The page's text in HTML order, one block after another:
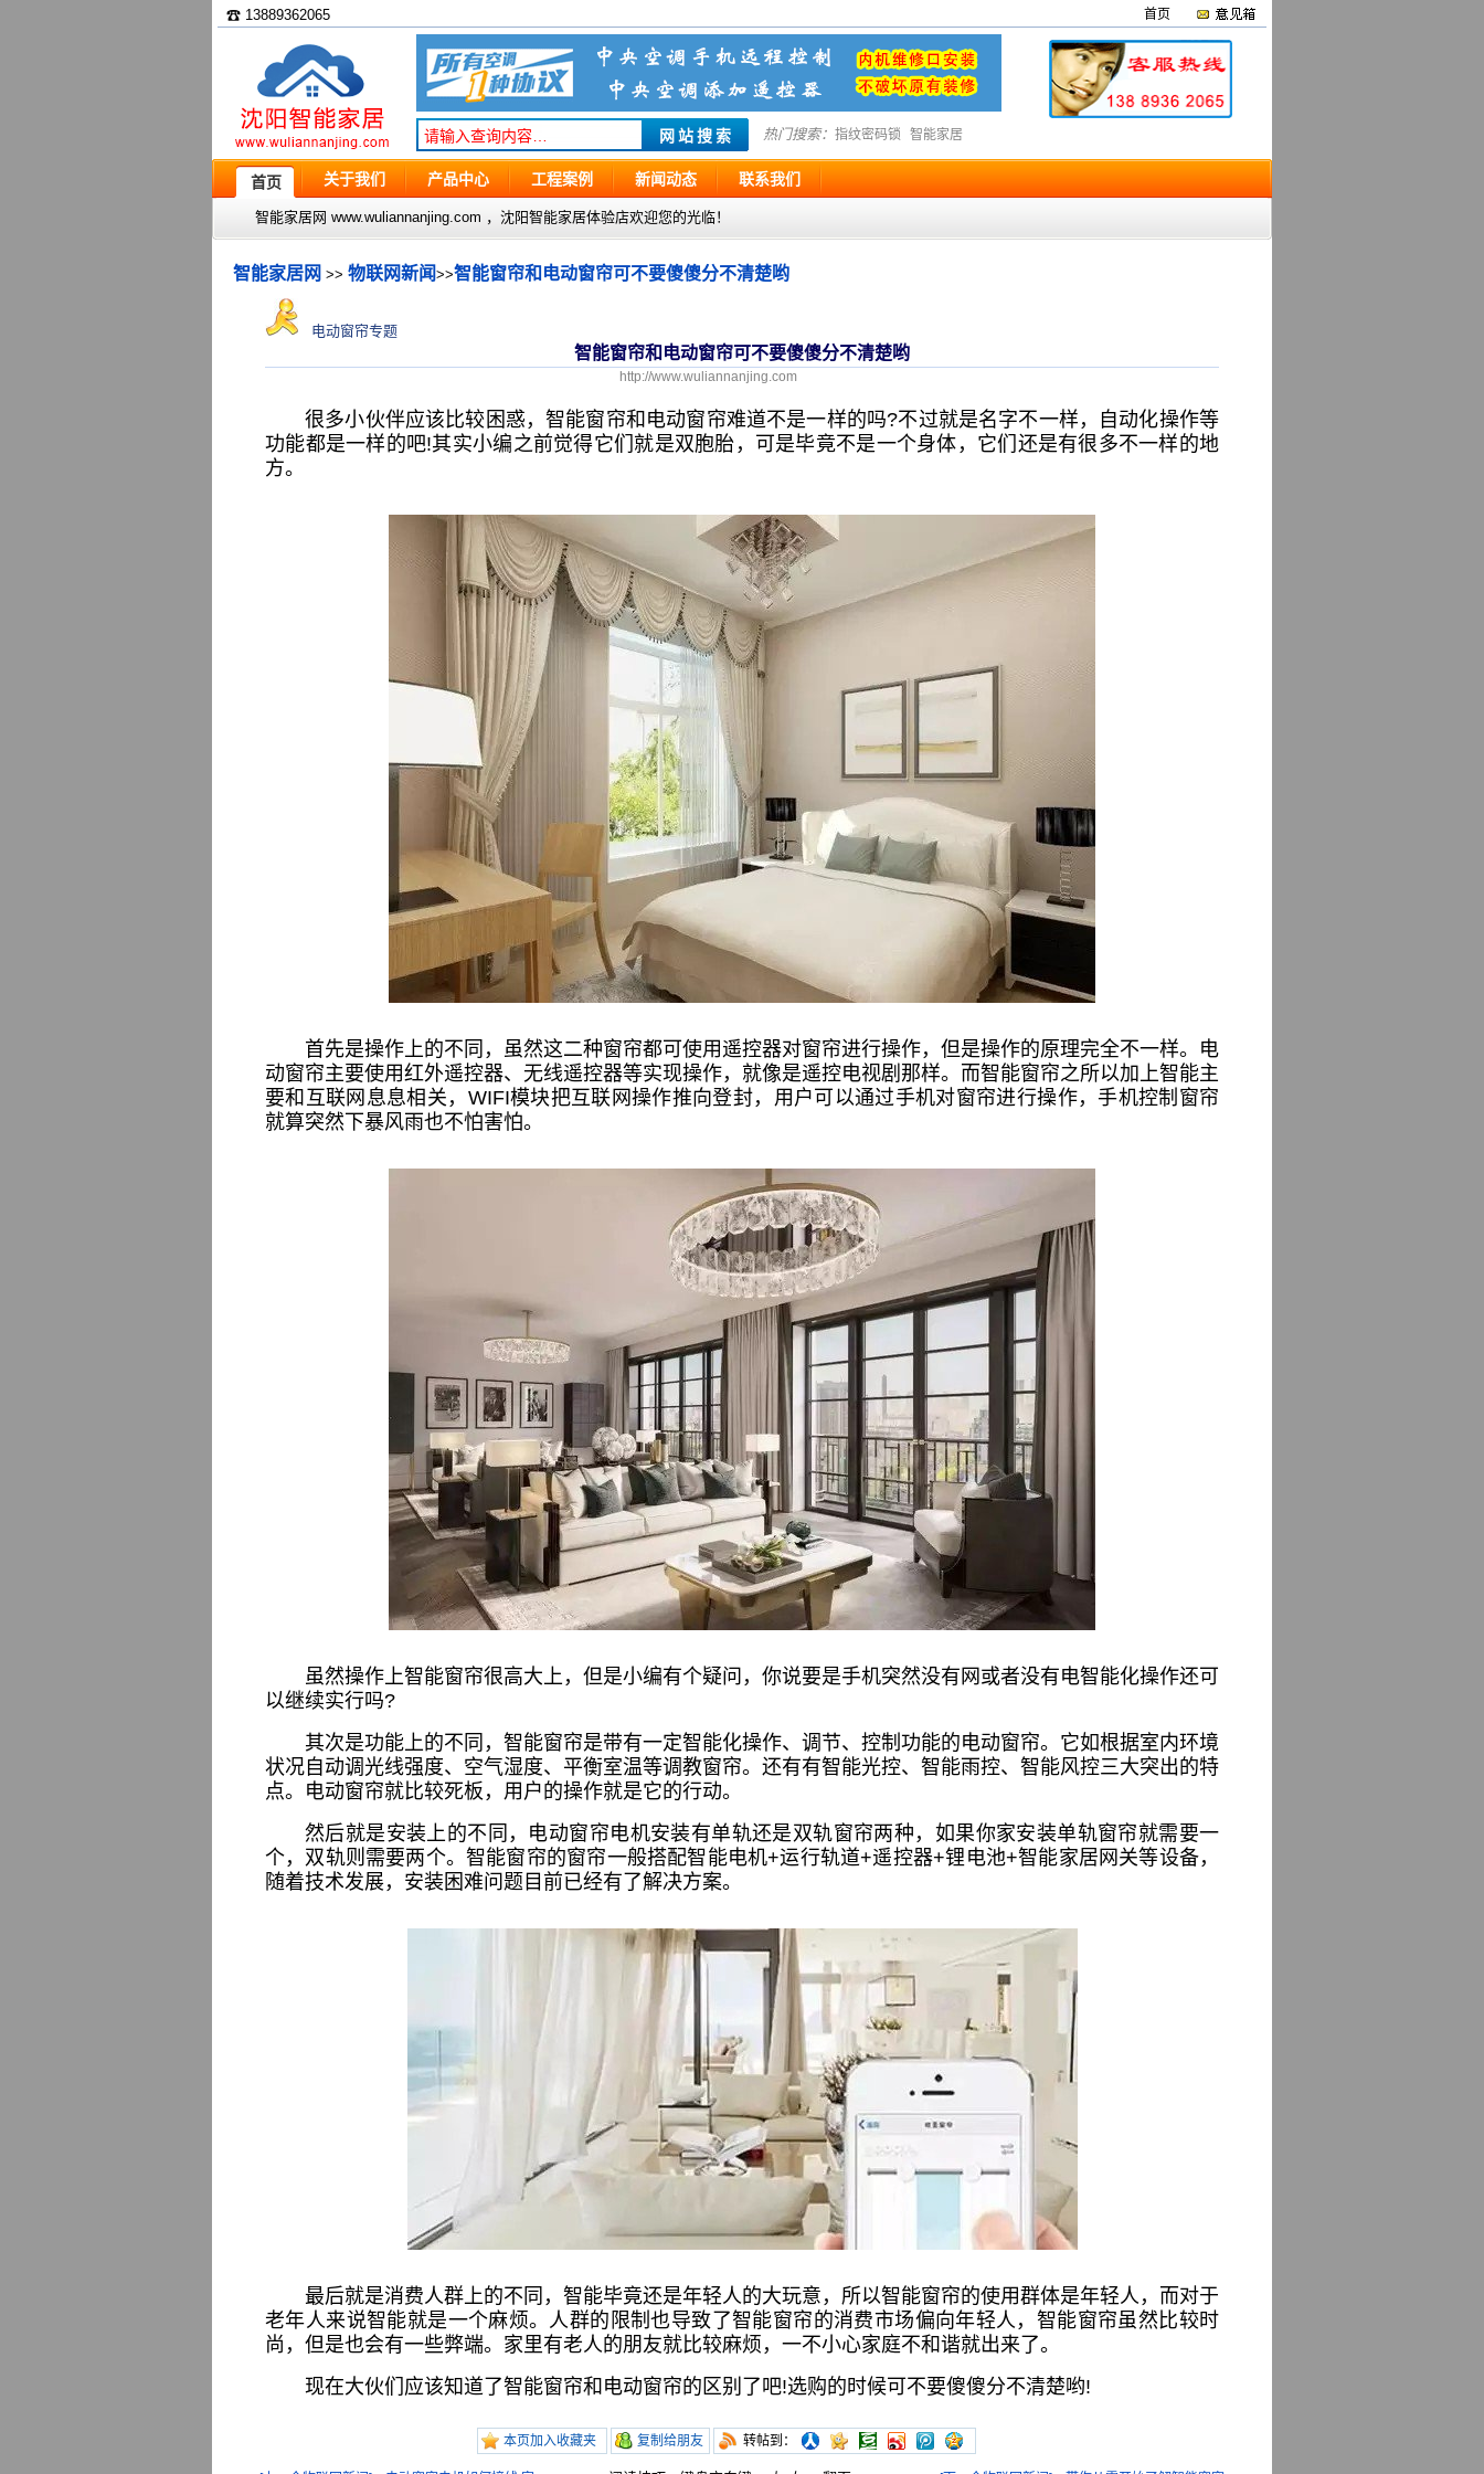
☎ 13889362065 首页
热门搜索： 指纹密码锁 智能家居
首页 关于我们 产品中心 工程案例 新闻动态 联系我们
智能家居网 www.wuliannanjing.com ，沈阳智能家居体验店欢迎您的光临！
智能家居网 >>物联网新闻>>智能窗帘和电动窗帘可不要傻傻分不清楚哟
电动窗帘专题
智能窗帘和电动窗帘可不要傻傻分不清楚哟
http://www.wuliannanjing.com
很多小伙伴应该比较困惑，智能窗帘和电动窗帘难道不是一样的吗?不过就是名字不一样，自动化操作等
功能都是一样的吧!其实小编之前觉得它们就是双胞胎，可是毕竟不是一个身体，它们还是有很多不一样的地
方。
首先是操作上的不同，虽然这二种窗帘都可使用遥控器对窗帘进行操作，但是操作的原理完全不一样。电
动窗帘主要使用红外遥控器、无线遥控器等实现操作，就像是遥控电视剧那样。而智能窗帘之所以加上智能主
要和互联网息息相关，WIFI模块把互联网操作推向登封，用户可以通过手机对窗帘进行操作，手机控制窗帘
就算突然下暴风雨也不怕害怕。
虽然操作上智能窗帘很高大上，但是小编有个疑问，你说要是手机突然没有网或者没有电智能化操作还可
以继续实行吗?
其次是功能上的不同，智能窗帘是带有一定智能化操作、调节、控制功能的电动窗帘。它如根据室内环境
状况自动调光线强度、空气湿度、平衡室温等调教窗帘。还有有智能光控、智能雨控、智能风控三大突出的特
点。电动窗帘就比较死板，用户的操作就是它的行动。
然后就是安装上的不同，电动窗帘电机安装有单轨还是双轨窗帘两种，如果你家安装单轨窗帘就需要一
个，双轨则需要两个。智能窗帘的窗帘一般搭配智能电机+运行轨道+遥控器+锂电池+智能家居网关等设备，
随着技术发展，安装困难问题目前已经有了解决方案。
最后就是消费人群上的不同，智能毕竟还是年轻人的大玩意，所以智能窗帘的使用群体是年轻人，而对于
老年人来说智能就是一个麻烦。人群的限制也导致了智能窗帘的消费市场偏向年轻人，智能窗帘虽然比较时
尚，但是也会有一些弊端。家里有老人的朋友就比较麻烦，一不小心家庭不和谐就出来了。
现在大伙们应该知道了智能窗帘和电动窗帘的区别了吧!选购的时候可不要傻傻分不清楚哟!
本页加入收藏夹 复制给朋友 转帖到：